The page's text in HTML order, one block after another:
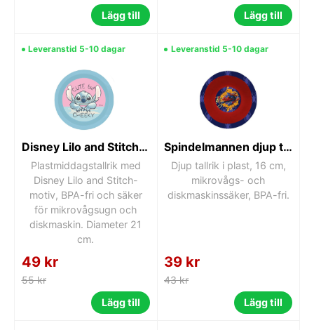
Lägg till Lägg till
Leveranstid 5-10 dagar
Disney Lilo and Stitch plastmiddagstallrik
Plastmiddagstallrik med
Disney Lilo and Stitch-
motiv, BPA-fri och säker
för mikrovågsugn och
diskmaskin. Diameter 21
cm.
49 kr
55 kr
Lägg till
Leveranstid 5-10 dagar
Spindelmannen djup tallrik 16 cm
Djup tallrik i plast, 16 cm,
mikrovågs- och
diskmaskinssäker, BPA-fri.
39 kr
43 kr
Lägg till